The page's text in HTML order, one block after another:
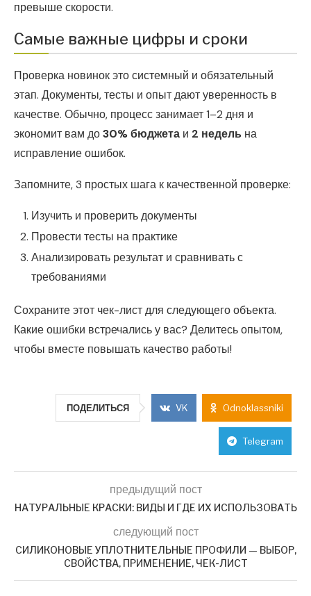
превыше скорости.
Самые важные цифры и сроки
Проверка новинок это системный и обязательный
этап. Документы, тесты и опыт дают уверенность в
качестве. Обычно, процесс занимает 1–2 дня и
экономит вам до30% бюджета и 2 недель на
исправление ошибок.
Запомните, 3 простых шага к качественной проверке:
Изучить и проверить документы
Провести тесты на практике
Анализировать результат и сравнивать с
требованиями
Сохраните этот чек-лист для следующего объекта.
Какие ошибки встречались у вас? Делитесь опытом,
чтобы вместе повышать качество работы!
ПОДЕЛИТЬСЯ VK Odnoklassniki
Telegram
предыдущий пост
НАТУРАЛЬНЫЕ КРАСКИ: ВИДЫ И ГДЕ ИХ ИСПОЛЬЗОВАТЬ
следующий пост
СИЛИКОНОВЫЕ УПЛОТНИТЕЛЬНЫЕ ПРОФИЛИ — ВЫБОР,
СВОЙСТВА, ПРИМЕНЕНИЕ, ЧЕК-ЛИСТ